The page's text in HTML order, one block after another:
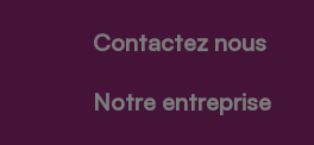
Contactez nous
Notre entreprise